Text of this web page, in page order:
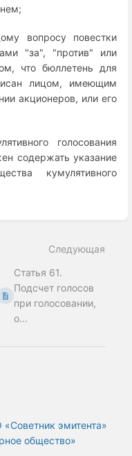
вопросу повестки
"за", "против" или
что бюллетень для
лицом, имеющим
акционеров, или его
голосования
содержать указание
кумулятивного
Следующая
Статья 61.
Подсчет голосов
при голосовании,
о...
эмитента»
общество»